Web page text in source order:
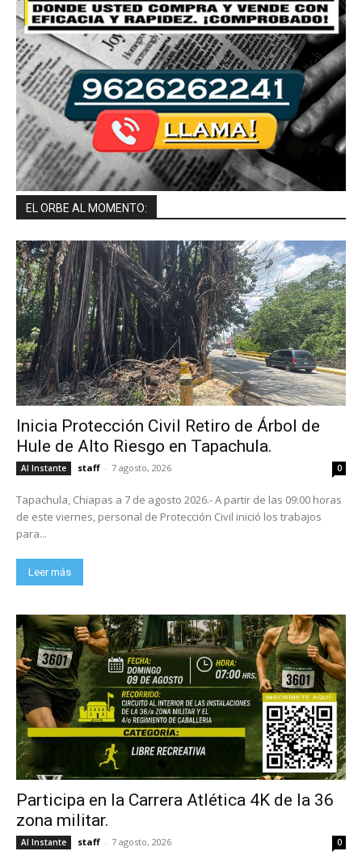
EL ORBE AL MOMENTO:
Inicia Protección Civil Retiro de Árbol de
Hule de Alto Riesgo en Tapachula.
Al Instante staff - 7 agosto, 2026 0
Tapachula, Chiapas a 7 de agosto 2026.- A partir de las 09:00 horas
de este viernes, personal de Protección Civil inició los trabajos
para...
Leer más
Participa en la Carrera Atlética 4K de la 36
zona militar.
Al Instante staff - 7 agosto, 2026 0